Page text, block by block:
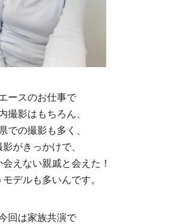
ースのお仕事で
撮影はもちろん、
での撮影も多く、
がきっかけで、
えない親戚と会えた！
デルも多いんです。
回は家族共演で